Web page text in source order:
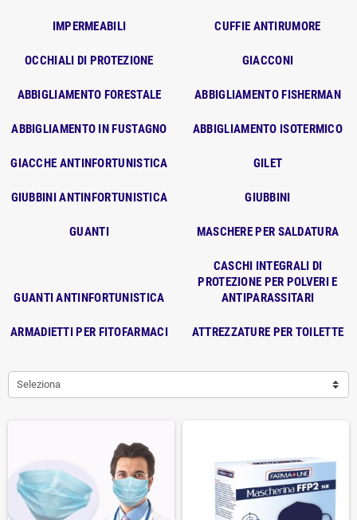
IMPERMEABILI CUFFIE ANTIRUMORE
OCCHIALI DI PROTEZIONE GIACCONI
ABBIGLIAMENTO FORESTALE ABBIGLIAMENTO FISHERMAN
ABBIGLIAMENTO IN FUSTAGNO ABBIGLIAMENTO ISOTERMICO
GIACCHE ANTINFORTUNISTICA GILET
GIUBBINI ANTINFORTUNISTICA GIUBBINI
GUANTI MASCHERE PER SALDATURA
GUANTI ANTINFORTUNISTICA
CASCHI INTEGRALI DI
PROTEZIONE PER POLVERI E
ANTIPARASSITARI
ARMADIETTI PER FITOFARMACI ATTREZZATURE PER TOILETTE
Seleziona